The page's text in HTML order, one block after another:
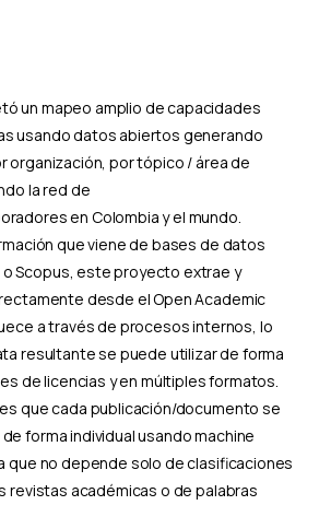
un mapeo amplio de capacidades
usando datos abiertos generando
organización, por tópico / área de
la red de
en Colombia y el mundo.
que viene de bases de datos
Scopus, este proyecto extrae y
desde el Open Academic
a través de procesos internos, lo
resultante se puede utilizar de forma
de licencias y en múltiples formatos.
que cada publicación/documento se
forma individual usando machine
que no depende solo de clasificaciones
revistas académicas o de palabras